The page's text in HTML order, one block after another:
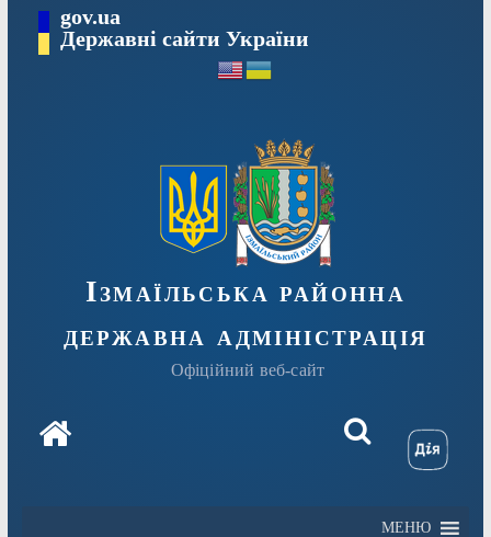
вмісту
gov.ua
Державні сайти України
Ізмаїльська районна
державна адміністрація
Офіційний веб-сайт
МЕНЮ